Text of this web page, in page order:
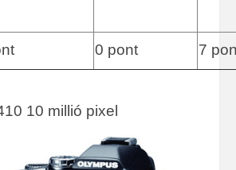
0 pont 7
10 millió pixel